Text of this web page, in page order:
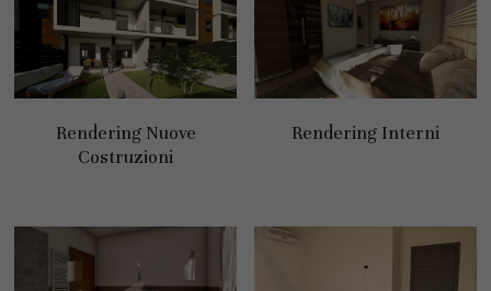
Rendering Nuove
Costruzioni
Rendering Interni